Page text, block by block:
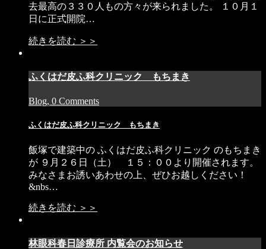
去最高の３３０人もの方々が来られました。 １０月１
日に正式開院…
続きを読む ＞＞
ふくはだ皮ふ科クリニック もちまき
Blog, 0 Comments
ふくはだ皮ふ科クリニック もちまき
飯塚で建築中の ふくはだ皮ふ科クリニック のもちまき
が ９月２６日（土） １５：００より開催されます。
みなさまお誘いあわせの上、ぜひお越しください！
&nbs…
続きを読む ＞＞
林眼科春日診療所 内覧会のお知らせ